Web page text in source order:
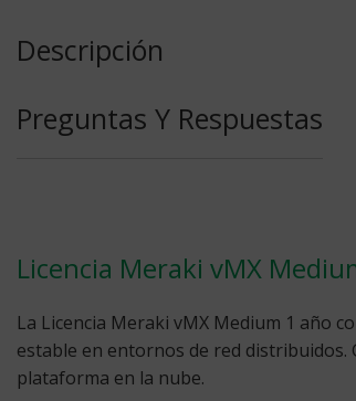
Descripción
Preguntas Y Respuestas
Licencia Meraki vMX
La Licencia Meraki vMX Medium 1 año
estable en entornos de red
plataforma en la nube.